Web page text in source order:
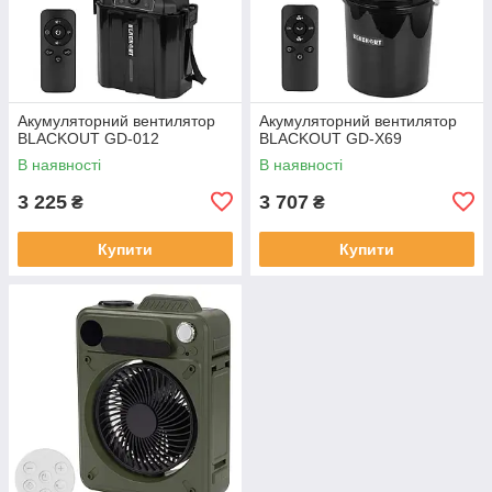
Акумуляторний вентилятор
BLACKOUT GD-012
В наявності
3 225 ₴
Купити
Акумуляторний вентилятор
BLACKOUT GD-X69
В наявності
3 707 ₴
Купити